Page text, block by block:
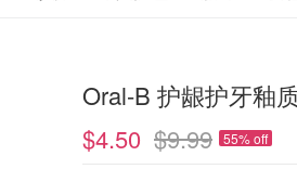
Oral-B 护龈护牙釉
$4.50 $9.99 55% off